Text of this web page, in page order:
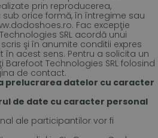
prin reproducerea,
orice formă, în întregime sau
Fac excepţie
SRL acordă unui
şi în anumite conditii expres
în acest sens. Pentru a solicita un
Technologies SRL folosind
de contact.
prelucrarea datelor cu caracter
de date cu caracter personal
ale participantilor vor fi